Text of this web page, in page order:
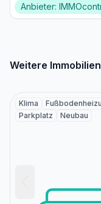
Anbieter:
Weitere
Klima
Parkplatz
Neubau